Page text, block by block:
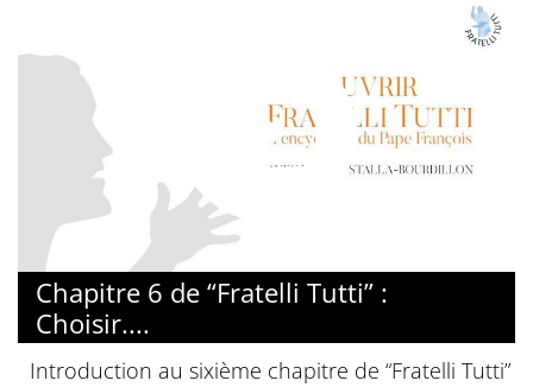
Chapitre 6 de “Fratelli Tutti” :
Choisir....
Introduction au sixième chapitre de “Fratelli Tutti”